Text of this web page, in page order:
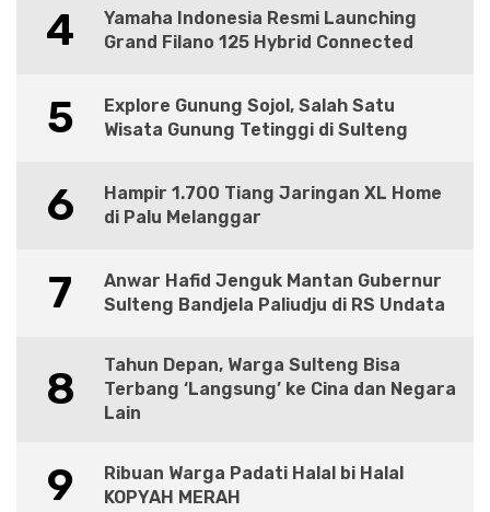
4
Yamaha Indonesia Resmi Launching
Grand Filano 125 Hybrid Connected
5
Explore Gunung Sojol, Salah Satu
Wisata Gunung Tetinggi di Sulteng
6
Hampir 1.700 Tiang Jaringan XL Home
di Palu Melanggar
7
Anwar Hafid Jenguk Mantan Gubernur
Sulteng Bandjela Paliudju di RS Undata
8
Tahun Depan, Warga Sulteng Bisa
Terbang ‘Langsung’ ke Cina dan Negara
Lain
9
Ribuan Warga Padati Halal bi Halal
KOPYAH MERAH